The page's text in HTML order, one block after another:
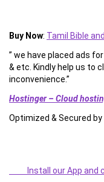
Buy Now: Tamil Bible
” we have placed ads
& etc. Kindly help us to
inconvenience.”
Hostinger – Cloud
Optimized & Secured by
Install our App and